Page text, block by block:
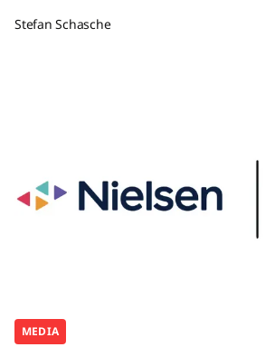
Stefan Schasche
MEDIA